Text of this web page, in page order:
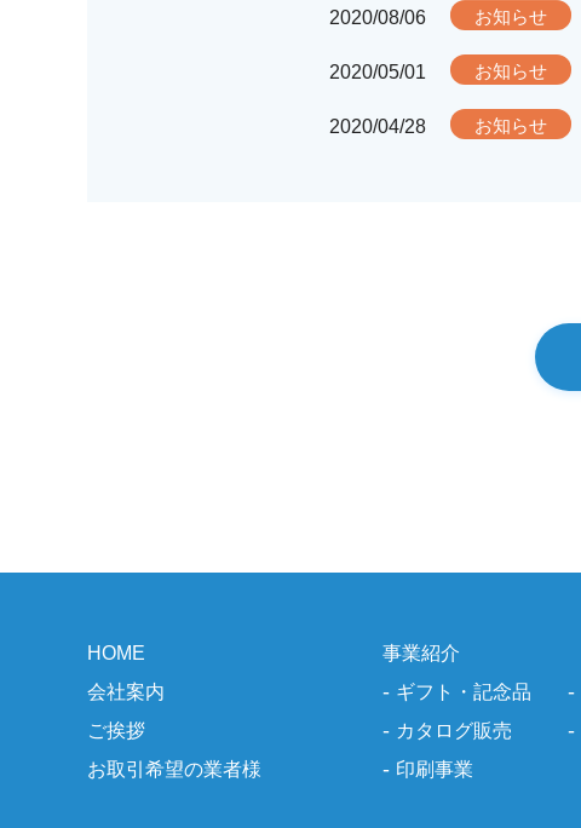
2020/08/06 お知らせ
2020/05/01 お知らせ
2020/04/28 お知らせ
HOME
会社案内
ご挨拶
お取引希望の業者様
事業紹介
ギフト・記念品
カタログ販売
印刷事業